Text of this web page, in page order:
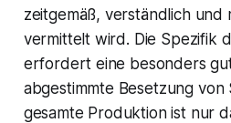
zeitgemäß, verständlich und
vermittelt wird. Die Spezifik
erfordert eine besonders
abgestimmte Besetzung von
gesamte Produktion ist nur